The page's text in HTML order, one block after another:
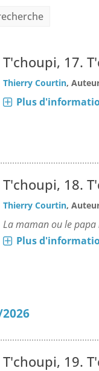
T'choupi, 17.
Thierry Courtin,
Plus
T'choupi, 18.
Thierry Courtin,
La maman ou le
Plus
T'choupi, 19.